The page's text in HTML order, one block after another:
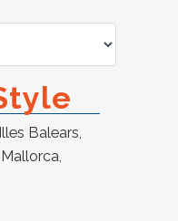
Illes Balears,
Mallorca,